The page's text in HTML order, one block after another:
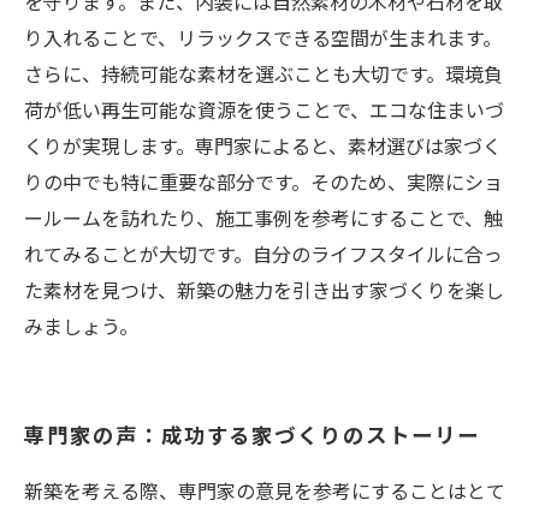
り入れることで、リラックスできる空間が生まれます。
さらに、持続可能な素材を選ぶことも大切です。環境負
荷が低い再生可能な資源を使うことで、エコな住まいづ
くりが実現します。専門家によると、素材選びは家づく
りの中でも特に重要な部分です。そのため、実際にショ
ールームを訪れたり、施工事例を参考にすることで、触
れてみることが大切です。自分のライフスタイルに合っ
た素材を見つけ、新築の魅力を引き出す家づくりを楽し
みましょう。
専門家の声：成功する家づくりのストーリー
新築を考える際、専門家の意見を参考にすることはとて